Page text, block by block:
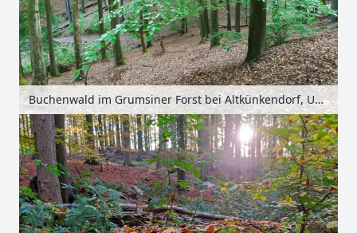
Buchenwald im Grumsiner Forst bei Altkünkendorf, Uckermark, Brandenburg, Deutschland